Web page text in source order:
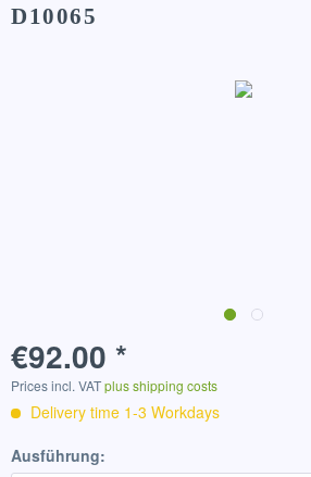
D10065
€92.00 *
Prices incl. VATplus shipping costs
Delivery time 1-3 Workdays
Ausführung: